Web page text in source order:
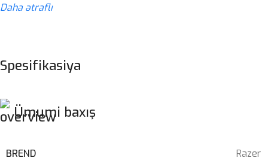
Daha ətraflı
Spesifikasiya
Ümumi baxış
BREND Razer